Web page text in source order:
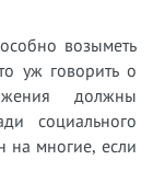
возыметь
уж говорить о
должны
социального
на многие, если